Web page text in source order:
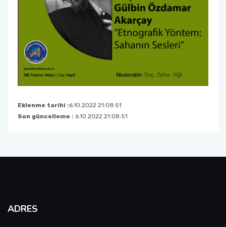
Eklenme tarihi :6.10.2022 21:08:51
Son güncelleme : 6.10.2022 21:08:51
ADRES